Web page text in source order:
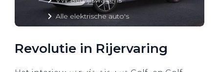
Alle elektrische auto's
Revolutie in Rijervaring